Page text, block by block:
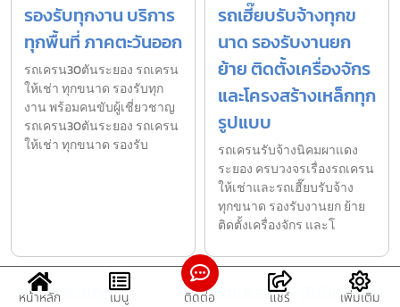
รองรับทุกงาน บริการ
ทุกพื้นที่ ภาคตะวันออก
รถเครน30ตันระยอง รถเครน
ให้เช่า ทุกขนาด รองรับทุก
งาน พร้อมคนขับผู้เชี่ยวชาญ
รถเครน30ตันระยอง รถเครน
ให้เช่า ทุกขนาด รองรับ
รถเฮี๊ยบรับจ้างทุกข
นาด รองรับงานยก
ย้าย ติดตั้งเครื่องจักร
และโครงสร้างเหล็กทุก
รูปแบบ
รถเครนรับจ้างนิคมผาแดง
ระยอง ครบวงจรเรื่องรถเครน
ให้เช่าและรถเฮี๊ยบรับจ้าง
ทุกขนาด รองรับงานยก ย้าย
ติดตั้งเครื่องจักร และโ
รถเครนยกตู้
รถเครน 25 ตันนิคมบ่อ
หน้าหลัก เมนู ติดต่อ แชร์ เพิ่มเติม